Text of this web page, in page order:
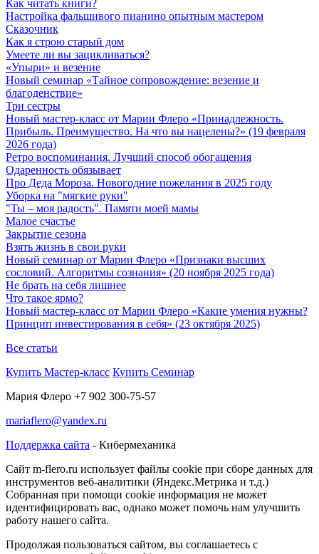
Как читать книги?
Настройка фальшивого пианино опытным мастером
Сказочник
Как я строю старый дом
Умеете ли вы зацикливаться?
«Упыри» и везение
Новый семинар «Тайное сопровождение: везение и
благоденствие»
Три сестры
Новый мастер-класс от Марии Флеро «Принадлежность.
Прибыль. Преимущество. На что вы нацелены?» (19 февраля
2026 года)
Ретро воспоминания. Лучший способ обогащения
Одаренность обязывает
Про Деда Мороза. Новогодние пожелания в 2025 году
Уборка на "мягкие руки"
"Ты – моя радость". Памяти моей мамы
Малое счастье
Закрытие сезона
Взять жизнь в свои руки
Новый семинар от Марии Флеро «Признаки высших
сословий. Алгоритмы сознания» (20 ноября 2025 года)
Не брать на себя лишнее
Что такое ярмо?
Новый мастер-класс от Марии Флеро «Какие умения нужны?
Принцип инвестирования в себя» (23 октября 2025)
Все статьи
Купить Мастер-класс Купить Семинар
Мария Флеро +7 902 300-75-57
mariaflero@yandex.ru
Поддержка сайта - Кибермеханика
Cайт m-flero.ru использует файлы cookie при сборе данных для
инструментов веб-аналитики (Яндекс.Метрика и т.д.)
Собранная при помощи cookie информация не может
идентифицировать вас, однако может помочь нам улучшить
работу нашего сайта.
Продолжая пользоваться сайтом, вы соглашаетесь с